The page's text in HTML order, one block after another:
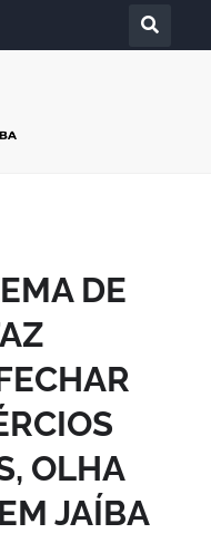
DE
OLHA
JAÍBA